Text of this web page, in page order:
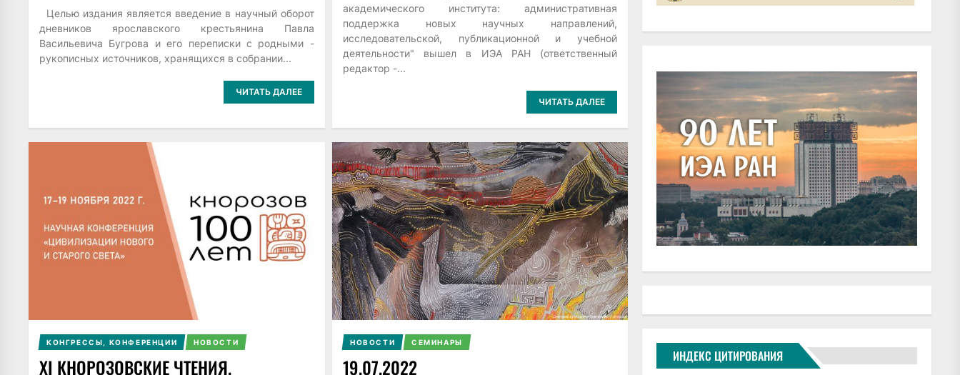
Целью издания является введение в научный оборот
дневников ярославского крестьянина Павла
Васильевича Бугрова и его переписки с родными -
рукописных источников, хранящихся в собрании...
ЧИТАТЬ ДАЛЕЕ
академического института: административная
поддержка новых научных направлений,
исследовательской, публикационной и учебной
деятельности" вышел в ИЭА РАН (ответственный
редактор -...
ЧИТАТЬ ДАЛЕЕ
КОНГРЕССЫ, КОНФЕРЕНЦИИ НОВОСТИ
XI КНОРОЗОВСКИЕ ЧТЕНИЯ.
НОВОСТИ СЕМИНАРЫ
19.07.2022 ИНДЕКС ЦИТИРОВАНИЯ